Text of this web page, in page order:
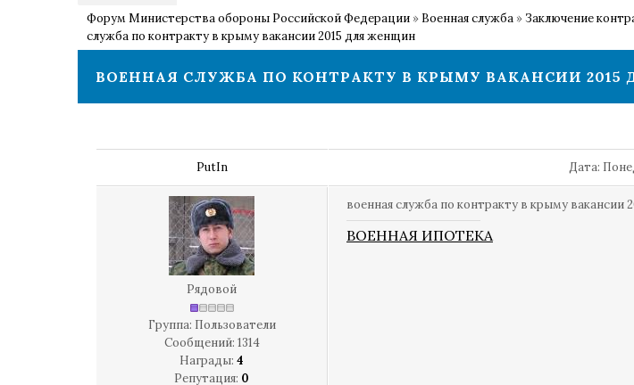
Форум Министерства обороны Российской Федерации » Военная служба » Заключение
служба по контракту в крыму вакансии 2015 для женщин
ВОЕННАЯ СЛУЖБА ПО КОНТРАКТУ В КРЫМУ ВАКАНСИИ
PutIn Дата:
Рядовой
Группа: Пользователи
Сообщений: 1314
Награды: 4
Репутация: 0
военная служба по контракту в крыму вакансии
ВОЕННАЯ ИПОТЕКА